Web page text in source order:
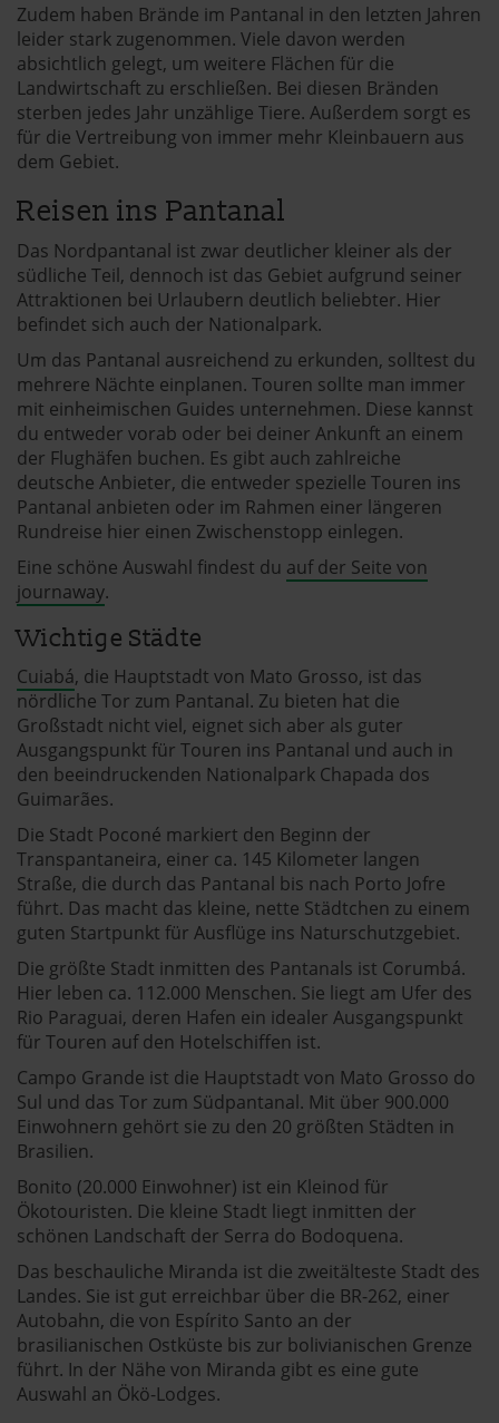
Zudem haben Brände im Pantanal in den letzten Jahren
leider stark zugenommen. Viele davon werden
absichtlich gelegt, um weitere Flächen für die
Landwirtschaft zu erschließen. Bei diesen Bränden
sterben jedes Jahr unzählige Tiere. Außerdem sorgt es
für die Vertreibung von immer mehr Kleinbauern aus
dem Gebiet.
Reisen ins Pantanal
Das Nordpantanal ist zwar deutlicher kleiner als der
südliche Teil, dennoch ist das Gebiet aufgrund seiner
Attraktionen bei Urlaubern deutlich beliebter. Hier
befindet sich auch der Nationalpark.
Um das Pantanal ausreichend zu erkunden, solltest du
mehrere Nächte einplanen. Touren sollte man immer
mit einheimischen Guides unternehmen. Diese kannst
du entweder vorab oder bei deiner Ankunft an einem
der Flughäfen buchen. Es gibt auch zahlreiche
deutsche Anbieter, die entweder spezielle Touren ins
Pantanal anbieten oder im Rahmen einer längeren
Rundreise hier einen Zwischenstopp einlegen.
Eine schöne Auswahl findest du auf der Seite von
journaway.
Wichtige Städte
Cuiabá, die Hauptstadt von Mato Grosso, ist das
nördliche Tor zum Pantanal. Zu bieten hat die
Großstadt nicht viel, eignet sich aber als guter
Ausgangspunkt für Touren ins Pantanal und auch in
den beeindruckenden Nationalpark Chapada dos
Guimarães.
Die Stadt Poconé markiert den Beginn der
Transpantaneira, einer ca. 145 Kilometer langen
Straße, die durch das Pantanal bis nach Porto Jofre
führt. Das macht das kleine, nette Städtchen zu einem
guten Startpunkt für Ausflüge ins Naturschutzgebiet.
Die größte Stadt inmitten des Pantanals ist Corumbá.
Hier leben ca. 112.000 Menschen. Sie liegt am Ufer des
Rio Paraguai, deren Hafen ein idealer Ausgangspunkt
für Touren auf den Hotelschiffen ist.
Campo Grande ist die Hauptstadt von Mato Grosso do
Sul und das Tor zum Südpantanal. Mit über 900.000
Einwohnern gehört sie zu den 20 größten Städten in
Brasilien.
Bonito (20.000 Einwohner) ist ein Kleinod für
Ökotouristen. Die kleine Stadt liegt inmitten der
schönen Landschaft der Serra do Bodoquena.
Das beschauliche Miranda ist die zweitälteste Stadt des
Landes. Sie ist gut erreichbar über die BR-262, einer
Autobahn, die von Espírito Santo an der
brasilianischen Ostküste bis zur bolivianischen Grenze
führt. In der Nähe von Miranda gibt es eine gute
Auswahl an Ökö-Lodges.